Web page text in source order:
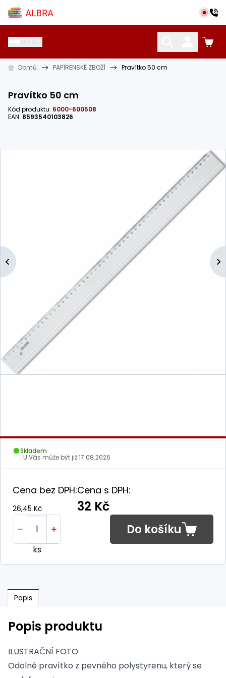
Přeskočit na hlavní obsah
Albra s.r.o.
Domů PAPÍRENSKÉ ZBOŽÍ Pravítko 50 cm
Pravítko 50 cm
Kód produktu: 6000-600508
EAN: 8593540103826
Skladem
U Vás může být již17.08.2026
Cena bez DPH:
26,45 Kč
Cena s DPH:
32 Kč
ks
Do košíku
Popis
Popis produktu
ILUSTRAČNÍ FOTO
Odolné pravítko z pevného polystyrenu, který se